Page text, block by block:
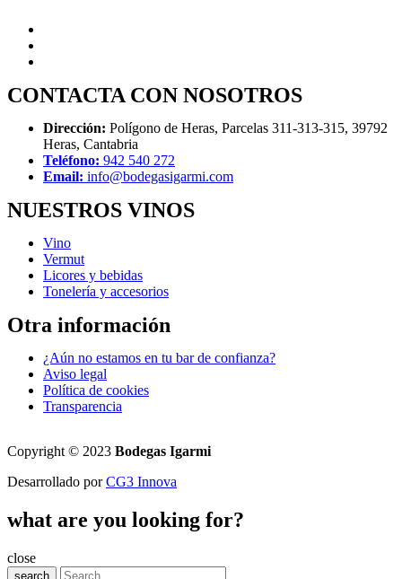
CONTACTA CON NOSOTROS
Dirección: Polígono de Heras, Parcelas 311-313-315, 39792
Heras, Cantabria
Teléfono: 942 540 272
Email: info@bodegasigarmi.com
NUESTROS VINOS
Vino
Vermut
Licores y bebidas
Tonelería y accesorios
Otra información
¿Aún no estamos en tu bar de confianza?
Aviso legal
Política de cookies
Transparencia
Copyright © 2023 Bodegas Igarmi
Desarrollado porCG3 Innova
what are you looking for?
close
search